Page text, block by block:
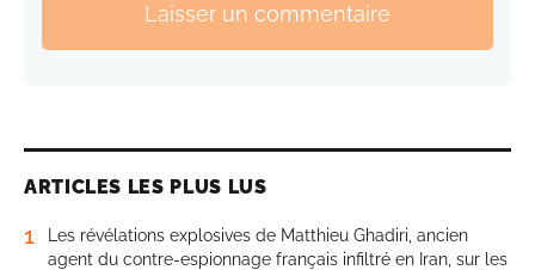
Laisser un commentaire
ARTICLES LES PLUS LUS
1
Les révélations explosives de Matthieu Ghadiri, ancien
agent du contre-espionnage français infiltré en Iran, sur les